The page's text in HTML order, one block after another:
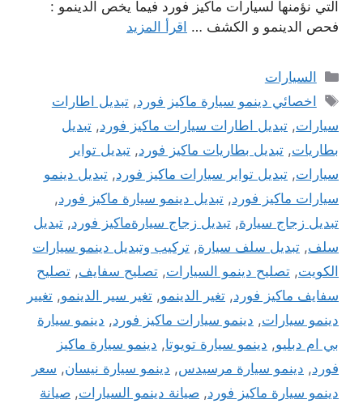
التي نؤمنها لسيارات ماكيز فورد فيما يخص الدينمو :
فحص الدينمو و الكشف … اقرأ المزيد
التصنيفات
السيارات
الوسوم
اخصائي دينمو سيارة ماكيز فورد,تبديل اطارات
سيارات, تبديل اطارات سيارات ماكيز فورد, تبديل
بطاريات, تبديل بطاريات ماكيز فورد, تبديل تواير
سيارات, تبديل تواير سيارات ماكيز فورد, تبديل دينمو
سيارات ماكيز فورد, تبديل دينمو سيارة ماكيز فورد,
تبديل زجاج سيارة, تبديل زجاج سيارةماكيز فورد, تبديل
سلف, تبديل سلف سيارة, تركيب وتبديل دينمو سيارات
الكويت, تصليح دينمو السيارات, تصليح سفايف, تصليح
سفايف ماكيز فورد, تغير الدينمو, تغير سير الدينمو, تغيير
دينمو سيارات, دينمو سيارات ماكيز فورد, دينمو سيارة
بي ام دبليو, دينمو سيارة تويوتا, دينمو سيارة ماكيز
فورد, دينمو سيارة مرسيدس, دينمو سيارة نيسان, سعر
دينمو سيارة ماكيز فورد, صيانة دينمو السيارات, صيانة